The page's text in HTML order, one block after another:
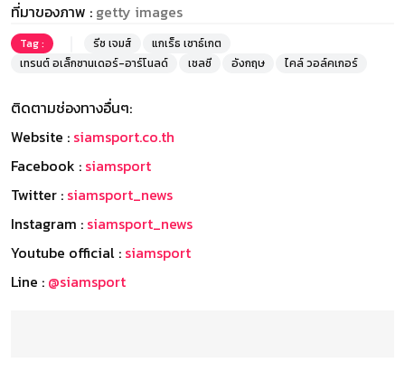
ที่มาของภาพ : getty images
Tag : รีซ เจมส์
แกเร็ธ เซาธ์เกต
เทรนต์ อเล็กซานเดอร์-อาร์โนลด์
เชลซี อังกฤษ ไคล์ วอล์คเกอร์
ติดตามช่องทางอื่นๆ:
Website : siamsport.co.th
Facebook : siamsport
Twitter : siamsport_news
Instagram : siamsport_news
Youtube official : siamsport
Line : @siamsport